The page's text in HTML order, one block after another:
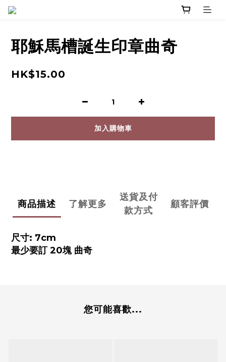
耶穌馬槽誕生印章曲奇
HK$15.00
加入購物車
商品描述 了解更多
送貨及付
款方式
顧客評價
尺寸: 7cm
最少要訂 20塊 曲奇
您可能喜歡...